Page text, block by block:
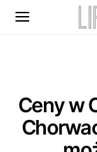
Ceny w